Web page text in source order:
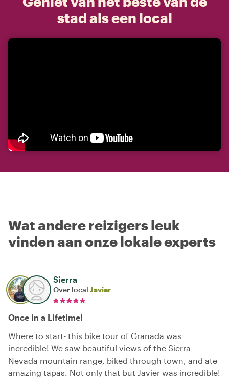
stad als een local
Wat andere reizigers leuk
vinden aan onze lokale experts
Sierra
Over local Javier
Once in a Lifetime!
Where to start- this bike tour of Granada was
incredible! We saw beautiful views of the Sierra
Nevada mountain range, biked through town, and ate
amazing tapas. Not only that but Javier was incredible!